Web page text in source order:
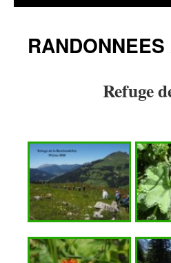
Refuge